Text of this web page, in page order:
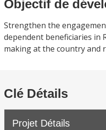
Objectif de
Strengthen the
dependent beneficiaries in
making at the country and
Clé Détails
Projet Détails